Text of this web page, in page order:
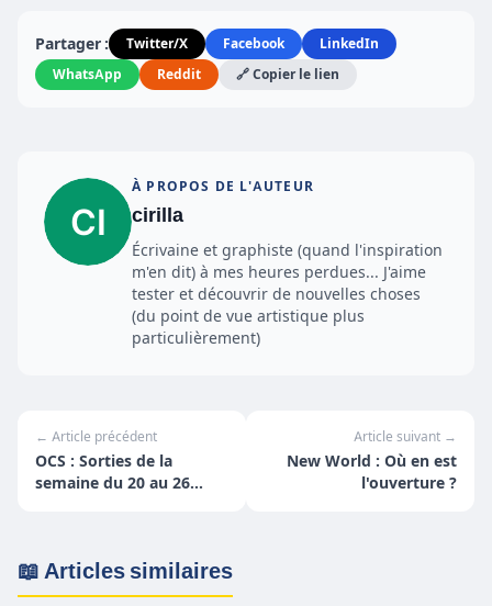
Partager : Twitter/X Facebook
LinkedIn
WhatsApp
Reddit 🔗 Copier le lien
À PROPOS DE L'AUTEUR
cirilla
Écrivaine et graphiste (quand l'inspiration
m'en dit) à mes heures perdues... J'aime
tester et découvrir de nouvelles choses
(du point de vue artistique plus
particulièrement)
← Article précédent
OCS : Sorties de la
semaine du 20 au 26
Article suivant →
New World : Où en est
l'ouverture ?
📖 Articles similaires